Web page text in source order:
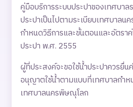
คู่มือบริการระบบประปาของเทศบาล
ประปาเป็นไปตามระเบียบเทศบาล
กำหนดวิธีการและขั้นตอนและอัตราค่
ประปา พ.ศ. 2555
ผู้ที่ประสงค์จะขอใช้น้ำประปาควรยื่น
อนุญาตใช้น้ำตามแบบที่เทศบาลกำ
เทศบาลนครพิษณุโลก